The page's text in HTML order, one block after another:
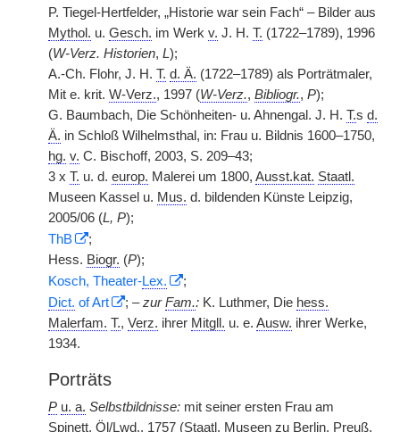
P. Tiegel-Hertfelder, „Historie war sein Fach“ – Bilder aus
Mythol. u. Gesch. im Werk v. J. H. T. (1722–1789), 1996
(W-Verz. Historien, L);
A.-Ch. Flohr, J. H. T. d. Ä. (1722–1789) als Porträtmaler,
Mit e. krit. W-Verz., 1997 (W-Verz., Bibliogr., P);
G. Baumbach, Die Schönheiten- u. Ahnengal. J. H. T.s d.
Ä. in Schloß Wilhelmsthal, in: Frau u. Bildnis 1600–1750,
hg. v. C. Bischoff, 2003, S. 209–43;
3 x T. u. d. europ. Malerei um 1800, Ausst.kat. Staatl.
Museen Kassel u. Mus. d. bildenden Künste Leipzig,
2005/06 (L, P);
ThB
;
Hess. Biogr. (P);
Kosch, Theater-Lex.
;
Dict. of Art ; –zurFam.: K. Luthmer, Die hess.
Malerfam. T., Verz. ihrer Mitgll. u. e. Ausw. ihrer Werke,
1934.
Porträts
P u. a. Selbstbildnisse: mit seiner ersten Frau am
Spinett, Öl/Lwd., 1757 (Staatl. Museen zu Berlin, Preuß.